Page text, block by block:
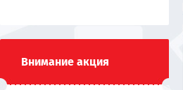
Внимание акция